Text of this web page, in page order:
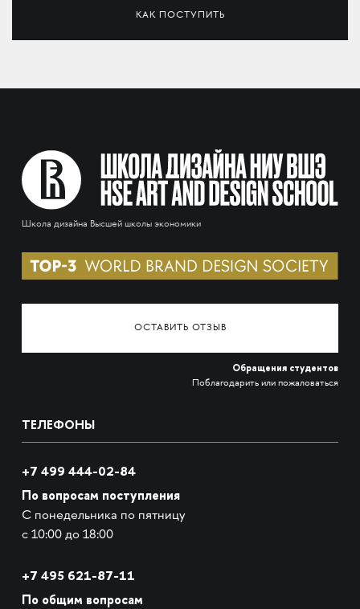
КАК ПОСТУПИТЬ
Школа дизайна Высшей школы экономики
ОСТАВИТЬ ОТЗЫВ
Обращения студентов
Поблагодарить или пожаловаться
ТЕЛЕФОНЫ
+7 499 444-02-84
По вопросам поступления
С понедельника по пятницу
с 10:00 до 18:00
+7 495 621-87-11
По общим вопросам